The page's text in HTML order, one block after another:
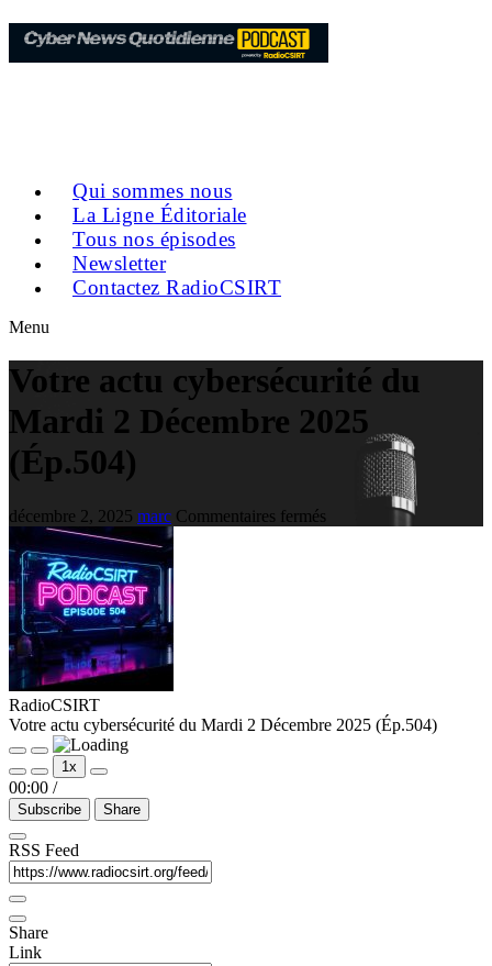
Qui sommes nous
La Ligne Éditoriale
Tous nos épisodes
Newsletter
Contactez RadioCSIRT
Menu
Votre actu cybersécurité du
Mardi 2 Décembre 2025
(Ép.504)
décembre 2, 2025 marc Commentaires fermés
RadioCSIRT
Votre actu cybersécurité du Mardi 2 Décembre 2025 (Ép.504)
1x
00:00 /
Subscribe Share
RSS Feed
Share
Link